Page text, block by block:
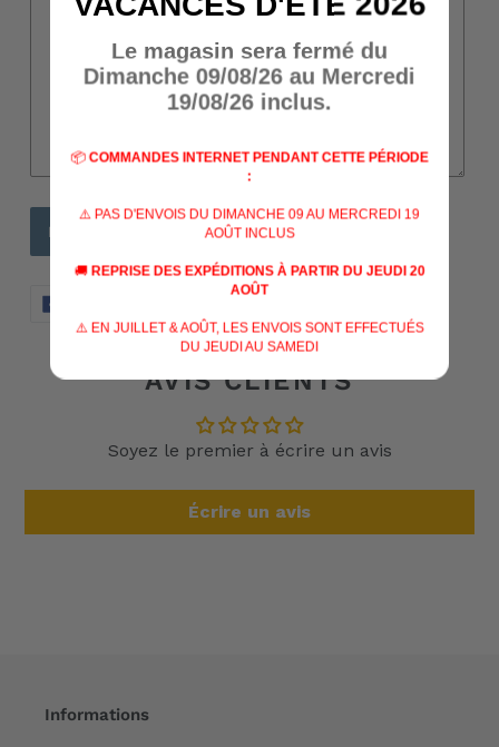
FACEBOOK
TWITTER
AVIS CLIENTS
Soyez le premier à écrire un avis
Écrire un avis
Informations
Le magasin sera fermé du
Dimanche 09/08/26 au Mercredi
19/08/26 inclus.
📦 COMMANDES INTERNET PENDANT CETTE PÉRIODE
:
⚠️ PAS D'ENVOIS DU DIMANCHE 09 AU MERCREDI 19
AOÛT INCLUS
🚚 REPRISE DES EXPÉDITIONS À PARTIR DU JEUDI 20
AOÛT
⚠️ EN JUILLET & AOÛT, LES ENVOIS SONT EFFECTUÉS
DU JEUDI AU SAMEDI